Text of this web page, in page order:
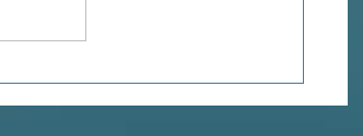
ÉMOTIONNELLE